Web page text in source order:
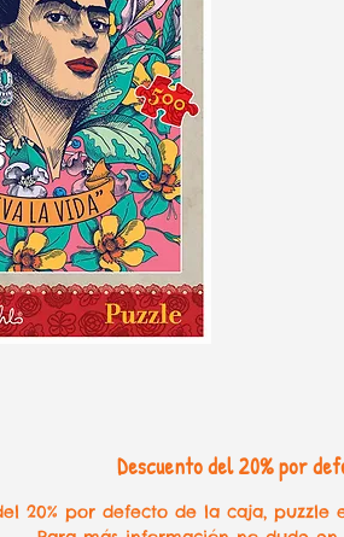
Descuento del 20% por
20% por defecto de la caja, puzzle